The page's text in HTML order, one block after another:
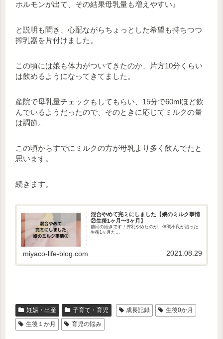
ホルモンが出て、その結果母乳量も増えやすい』
と説明も聞き、心配ながらちょっとした希望も持ちつつ
搾乳器を片付けました。
この頃には娘も体力がついてきたのか、片方10分くらい
は飲めるようになってきてました。
産院で母乳量チェックもしてもらい、15分で60mlほど飲
んでいるようだったので、そのときに応じてミルクの量
は調節。
この頃からすでにミルクの方が母乳より多く飲んでたと
思います。
続きます。
混合やめて完ミにしました【娘のミルク事情
②生後1ヶ月〜3ヶ月】
前回の続きです！搾乳やめたのが、体調不良が治った
生後1ヶ月た...
miyaco-life-blog.com 2021.08.29
妊娠・出産 子育て・育児 成長記録
生後0か月
生後１か月
育児の悩み